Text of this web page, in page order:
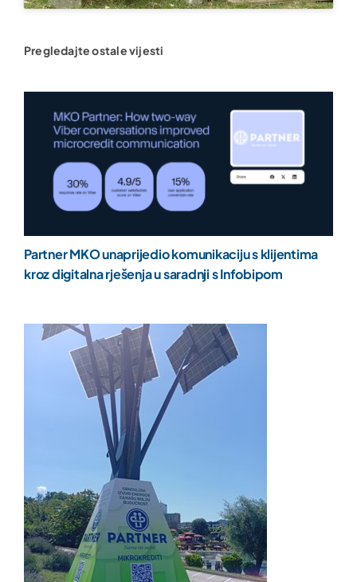
Pregledajte ostale vijesti
Partner MKO unaprijedio komunikaciju s klijentima
kroz digitalna rješenja u saradnji s Infobipom